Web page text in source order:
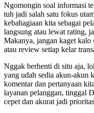
Ngomongin soal informasi
tuh jadi salah satu fokus
kebahagiaan kita sebagai
langsung atau lewat rating,
Makanya, jangan kaget
atau review setiap kelar
Nggak berhenti di situ aja,
yang udah sedia akun-akun
komentar dan pertanyaan
layanan pelanggan, tinggal
cepet dan akurat jadi